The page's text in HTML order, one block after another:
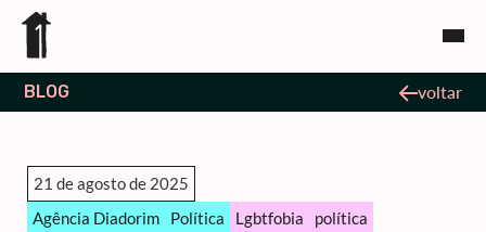
BLOG voltar
21 de agosto de 2025
Agência Diadorim
Política Lgbtfobia política